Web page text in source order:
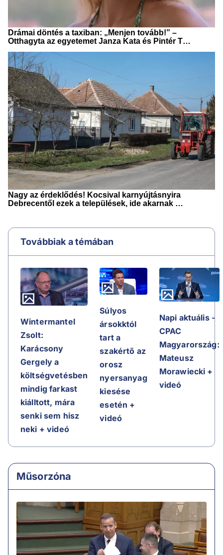
Továbbiak a témában
Wintermantel
Zsolt:
Karácsony
Gergely a
költségvetésben
mindig farkast
kiálltott, mára
senki sem hisz
neki + videó
Súlyos
ársokktól
tart a
szakértő az
orosz
nyersanyag
kiesése
esetén +
videó
Napi aktuális -
CPAC
Magyarország:
Mateusz
Morawiecki +
videó
Műsorzóna